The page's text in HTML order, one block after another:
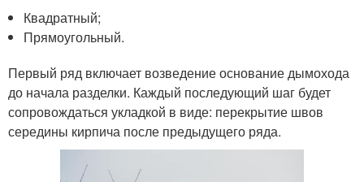
Квадратный;
Прямоугольный.
Первый ряд включает возведение основание дымохода
до начала разделки. Каждый последующий шаг будет
сопровождаться укладкой в виде: перекрытие швов
середины кирпича после предыдущего ряда.